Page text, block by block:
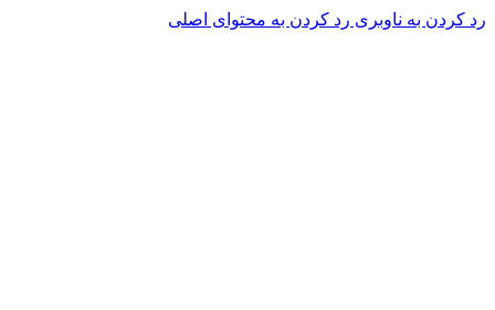
رد کردن به ناوبری رد کردن به محتوای اصلی